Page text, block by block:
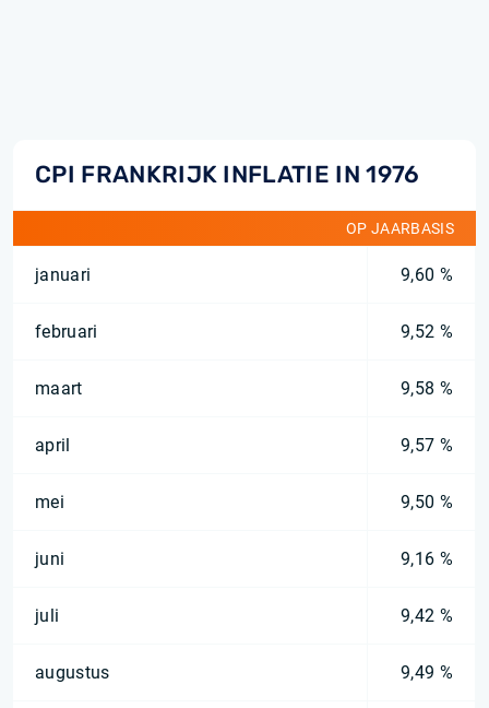
CPI FRANKRIJK INFLATIE IN 1976
OP JAARBASIS
januari 9,60 %
februari 9,52 %
maart 9,58 %
april 9,57 %
mei 9,50 %
juni 9,16 %
juli 9,42 %
augustus 9,49 %